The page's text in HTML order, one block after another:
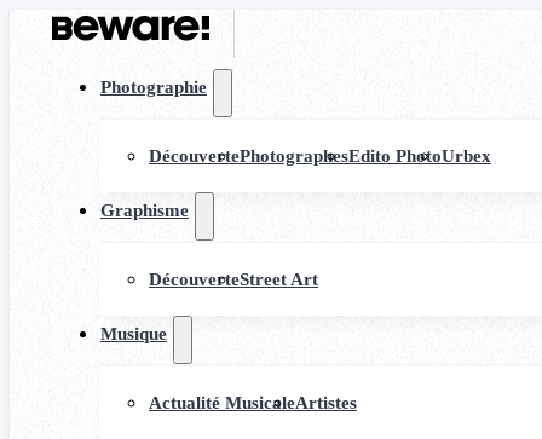
Photographie
DécouvertePhotographesEdito PhotoUrbex
Graphisme
DécouverteStreet Art
Musique
Actualité MusicaleArtistes